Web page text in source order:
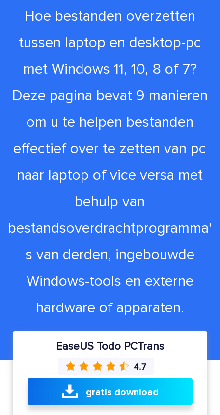
Hoe bestanden overzetten
tussen laptop en desktop-pc
met Windows 11, 10, 8 of 7?
Deze pagina bevat 9 manieren
om u te helpen bestanden
effectief over te zetten van pc
naar laptop of vice versa met
behulp van
bestandsoverdrachtprogramma'
s van derden, ingebouwde
Windows-tools en externe
hardware of apparaten.
EaseUS Todo PCTrans
gratis download